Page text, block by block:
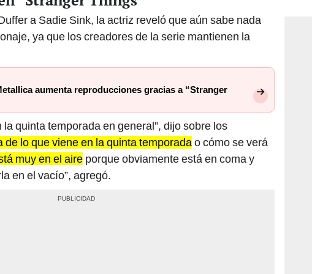
a Sadie Sink, la actriz reveló que aún sabe nada
ya que los creadores de la serie mantienen la
aumenta reproducciones gracias a “Stranger
quinta temporada en general”, dijo sobre los
de lo que viene en la quinta temporadao cómo se verá
muy en el aire porque obviamente está en coma y
en el vacío”, agregó.